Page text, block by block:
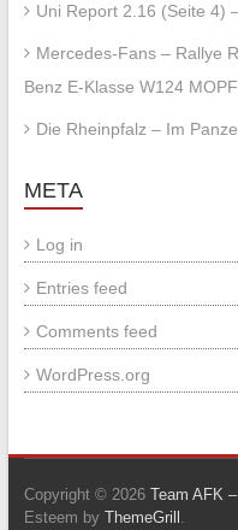
Uni Report 2.16 (Seite 4)
Mercedes-Fans – Rallye
Benz E-Klasse W124 MOPF
Die Rheinpfalz – Im
META
Log in
Entries feed
Comments feed
WordPress.org
Copyright © 2026 Team AFK
Esteem by ThemeGrill .